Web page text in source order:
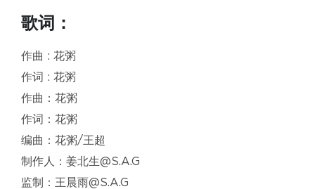
歌词：
作曲 : 花粥
作词 : 花粥
作曲：花粥
作词：花粥
编曲：花粥/王超
制作人：姜北生@S.A.G
监制：王晨雨@S.A.G